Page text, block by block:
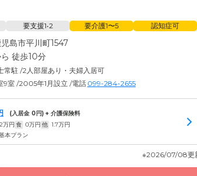
要支援1•2 要介護1〜5 認知症可
島市平川町1547
徒歩10分
常駐 /2人部屋あり・夫婦入居可
9室 /2005年1月設立 /電話 099-284-2655
(入居金 0 円) + 介護保険料
万円 食 0万円 他 1.7万円
本プラン
※2026/07/08更